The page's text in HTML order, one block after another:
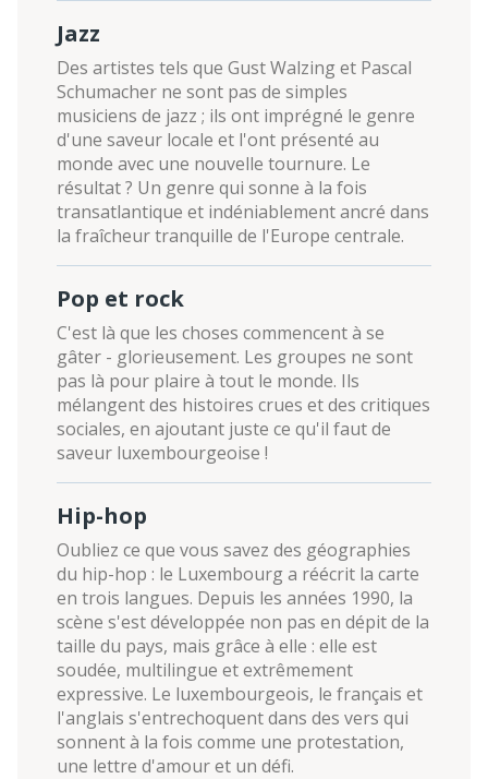
Jazz
Des artistes tels que Gust Walzing et Pascal
Schumacher ne sont pas de simples
musiciens de jazz ; ils ont imprégné le genre
d'une saveur locale et l'ont présenté au
monde avec une nouvelle tournure. Le
résultat ? Un genre qui sonne à la fois
transatlantique et indéniablement ancré dans
la fraîcheur tranquille de l'Europe centrale.
Pop et rock
C'est là que les choses commencent à se
gâter - glorieusement. Les groupes ne sont
pas là pour plaire à tout le monde. Ils
mélangent des histoires crues et des critiques
sociales, en ajoutant juste ce qu'il faut de
saveur luxembourgeoise !
Hip-hop
Oubliez ce que vous savez des géographies
du hip-hop : le Luxembourg a réécrit la carte
en trois langues. Depuis les années 1990, la
scène s'est développée non pas en dépit de la
taille du pays, mais grâce à elle : elle est
soudée, multilingue et extrêmement
expressive. Le luxembourgeois, le français et
l'anglais s'entrechoquent dans des vers qui
sonnent à la fois comme une protestation,
une lettre d'amour et un défi.